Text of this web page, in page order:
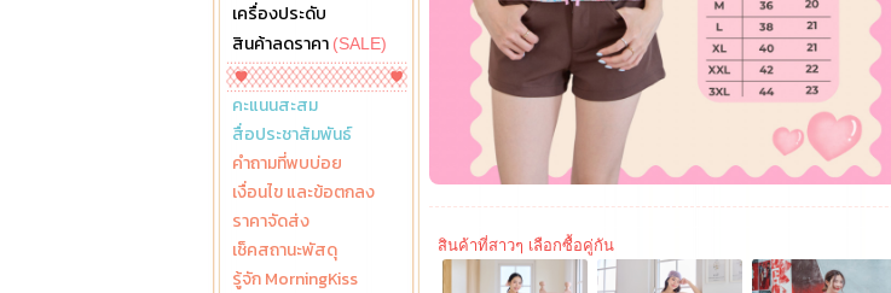
เครื่องประดับ
สินค้าลดราคา (SALE)
คะแนนสะสม
สื่อประชาสัมพันธ์
คำถามที่พบบ่อย
เงื่อนไข และข้อตกลง
ราคาจัดส่ง
เช็คสถานะพัสดุ
รู้จัก MorningKiss
สินค้าที่สาวๆ เลือกซื้อคู่กัน